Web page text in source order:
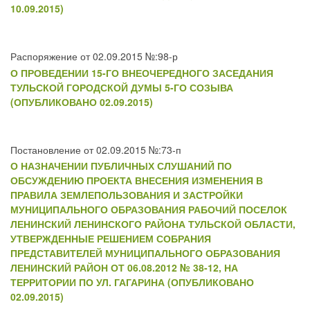
10.09.2015)
Распоряжение от 02.09.2015 №:98-р
О ПРОВЕДЕНИИ 15-ГО ВНЕОЧЕРЕДНОГО ЗАСЕДАНИЯ
ТУЛЬСКОЙ ГОРОДСКОЙ ДУМЫ 5-ГО СОЗЫВА
(ОПУБЛИКОВАНО 02.09.2015)
Постановление от 02.09.2015 №:73-п
О НАЗНАЧЕНИИ ПУБЛИЧНЫХ СЛУШАНИЙ ПО
ОБСУЖДЕНИЮ ПРОЕКТА ВНЕСЕНИЯ ИЗМЕНЕНИЯ В
ПРАВИЛА ЗЕМЛЕПОЛЬЗОВАНИЯ И ЗАСТРОЙКИ
МУНИЦИПАЛЬНОГО ОБРАЗОВАНИЯ РАБОЧИЙ ПОСЕЛОК
ЛЕНИНСКИЙ ЛЕНИНСКОГО РАЙОНА ТУЛЬСКОЙ ОБЛАСТИ,
УТВЕРЖДЕННЫЕ РЕШЕНИЕМ СОБРАНИЯ
ПРЕДСТАВИТЕЛЕЙ МУНИЦИПАЛЬНОГО ОБРАЗОВАНИЯ
ЛЕНИНСКИЙ РАЙОН ОТ 06.08.2012 № 38-12, НА
ТЕРРИТОРИИ ПО УЛ. ГАГАРИНА (ОПУБЛИКОВАНО
02.09.2015)